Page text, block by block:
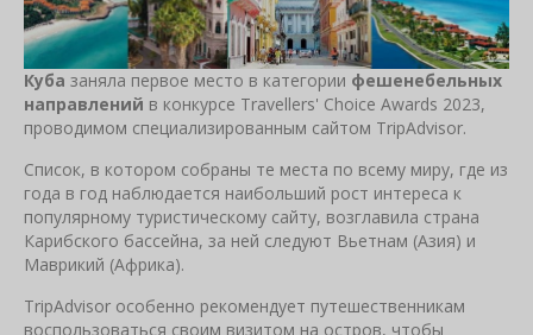
Куба заняла первое место в категории фешенебельных
направлений в конкурсе Travellers' Choice Awards 2023,
проводимом специализированным сайтом TripAdvisor.
Список, в котором собраны те места по всему миру, где из
года в год наблюдается наибольший рост интереса к
популярному туристическому сайту, возглавила страна
Карибского бассейна, за ней следуют Вьетнам (Азия) и
Маврикий (Африка).
TripAdvisor особенно рекомендует путешественникам
воспользоваться своим визитом на остров, чтобы